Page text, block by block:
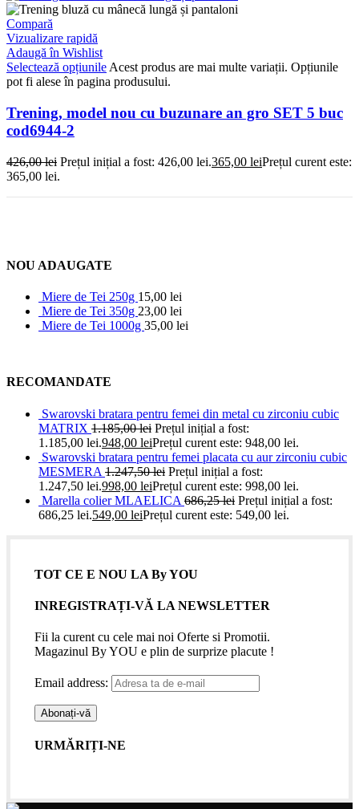
Compară
Vizualizare rapidă
Adaugă în Wishlist
Selectează opțiunile Acest produs are mai multe variații. Opțiunile
pot fi alese în pagina produsului.
Trening, model nou cu buzunare an gro SET 5 buc
cod6944-2
426,00lei Prețul inițial a fost: 426,00 lei.365,00 leiPrețul curent este:
365,00 lei.
NOU ADAUGATE
Miere de Tei 250g 15,00 lei
Miere de Tei 350g 23,00 lei
Miere de Tei 1000g 35,00 lei
RECOMANDATE
Swarovski bratara pentru femei din metal cu zirconiu cubic
MATRIX 1.185,00lei Prețul inițial a fost:
1.185,00 lei.948,00 leiPrețul curent este: 948,00 lei.
Swarovski bratara pentru femei placata cu aur zirconiu cubic
MESMERA 1.247,50lei Prețul inițial a fost:
1.247,50 lei.998,00 leiPrețul curent este: 998,00 lei.
Marella colier MLAELICA 686,25lei Prețul inițial a fost:
686,25 lei.549,00 leiPrețul curent este: 549,00 lei.
TOT CE E NOU LA By YOU
INREGISTRAȚI-VĂ LA NEWSLETTER
Fii la curent cu cele mai noi Oferte si Promotii.
Magazinul By YOU e plin de surprize placute !
Email address:
URMĂRIȚI-NE